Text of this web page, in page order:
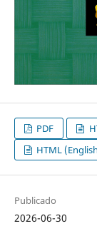
PDF
HTML
Publicado
2026-06-30